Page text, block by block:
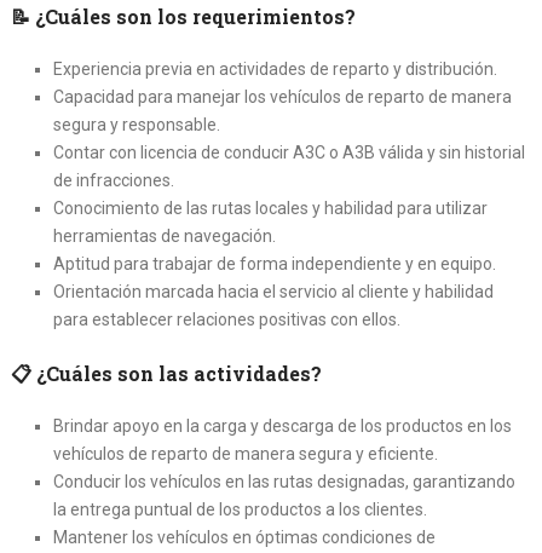
📝 ¿Cuáles son los requerimientos?
Experiencia previa en actividades de reparto y distribución.
Capacidad para manejar los vehículos de reparto de manera
segura y responsable.
Contar con licencia de conducir A3C o A3B válida y sin historial
de infracciones.
Conocimiento de las rutas locales y habilidad para utilizar
herramientas de navegación.
Aptitud para trabajar de forma independiente y en equipo.
Orientación marcada hacia el servicio al cliente y habilidad
para establecer relaciones positivas con ellos.
📋 ¿Cuáles son las actividades?
Brindar apoyo en la carga y descarga de los productos en los
vehículos de reparto de manera segura y eficiente.
Conducir los vehículos en las rutas designadas, garantizando
la entrega puntual de los productos a los clientes.
Mantener los vehículos en óptimas condiciones de